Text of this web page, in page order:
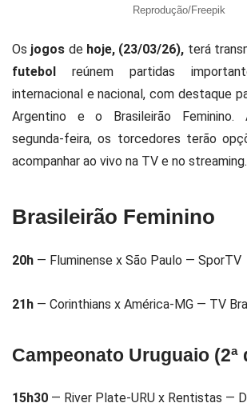
Reprodução/Freepik
Os jogos dehoje, (23/03/26), terá
futebol
reúnem partidas
internacional e nacional, com destaque
Argentino e o Brasileirão
segunda-feira, os torcedores terão
acompanhar ao vivo na TV e no streaming.
Brasileirão Feminino
20h — Fluminense x São Paulo — SporTV
21h — Corinthians x América-MG — TV
Campeonato Uruguaio (2ª
15h30 — River Plate-URU x Rentistas —